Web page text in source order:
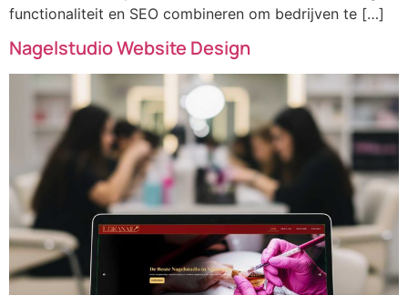
functionaliteit en SEO combineren om bedrijven te […]
Nagelstudio Website Design